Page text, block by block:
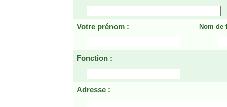
Votre prénom : Nom de
Fonction :
Adresse :